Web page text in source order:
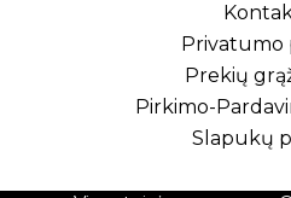
Privatumo
Prekių
Pirkimo-
Slapukų